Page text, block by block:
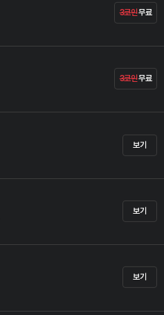
3코인무료
3코인무료
보기
보기
보기